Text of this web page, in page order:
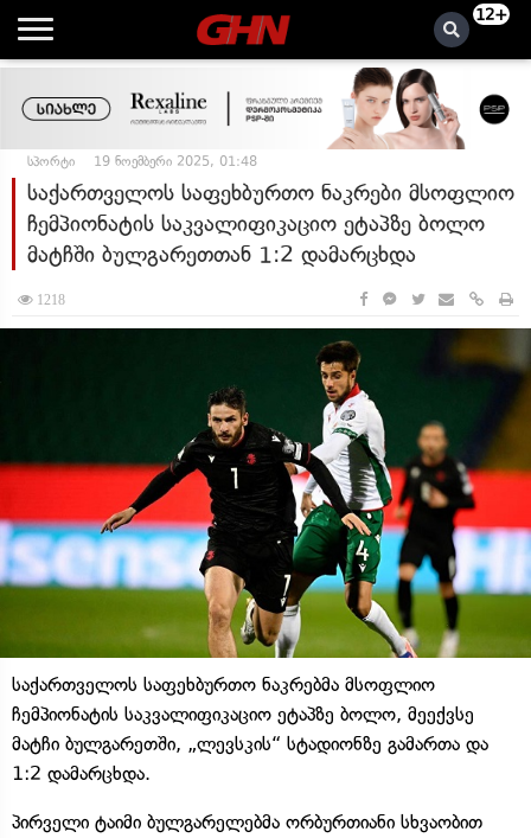
12+
სპორტი 19 ნოემბერი 2025, 01:48
საქართველოს საფეხბურთო ნაკრები მსოფლიო
ჩემპიონატის საკვალიფიკაციო ეტაპზე ბოლო
მატჩში ბულგარეთთან 1:2 დამარცხდა
1218
საქართველოს საფეხბურთო ნაკრებმა მსოფლიო
ჩემპიონატის საკვალიფიკაციო ეტაპზე ბოლო, მეექვსე
მატჩი ბულგარეთში, „ლევსკის“ სტადიონზე გამართა და
1:2 დამარცხდა.
პირველი ტაიმი ბულგარელებმა ორბურთიანი სხვაობით